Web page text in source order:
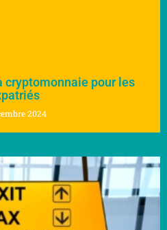
cryptomonnaie pour les
2024